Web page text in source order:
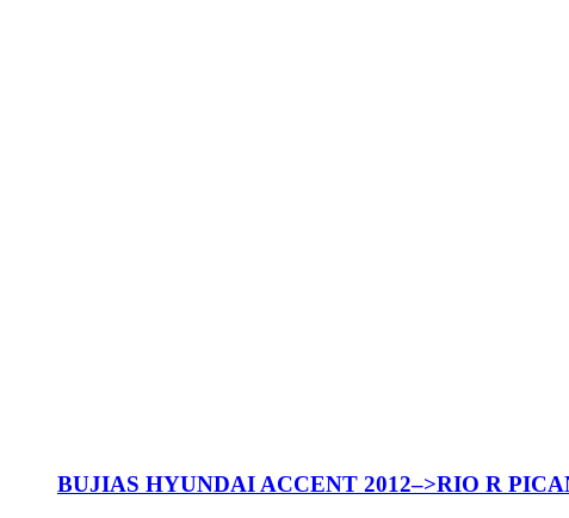
BUJIAS HYUNDAI ACCENT 2012–>RIO R